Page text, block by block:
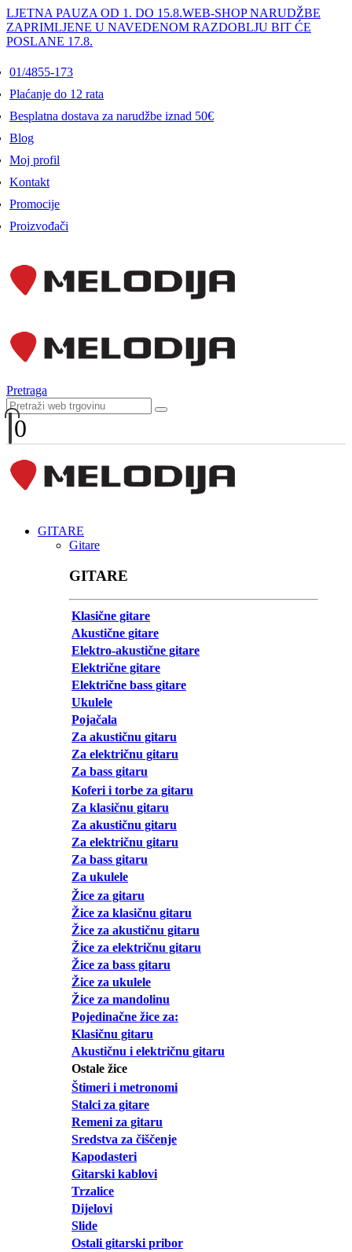
LJETNA PAUZA OD 1. DO 15.8.WEB-SHOP NARUDŽBE
ZAPRIMLJENE U NAVEDENOM RAZDOBLJU BIT ĆE
POSLANE 17.8.
01/4855-173
Plaćanje do 12 rata
Besplatna dostava za narudžbe iznad 50€
Blog
Moj profil
Kontakt
Promocije
Proizvođači
Pretraga
0
GITARE
Gitare
GITARE
Klasične gitare
Akustične gitare
Elektro-akustične gitare
Električne gitare
Električne bass gitare
Ukulele
Pojačala
Za akustičnu gitaru
Za električnu gitaru
Za bass gitaru
Koferi i torbe za gitaru
Za klasičnu gitaru
Za akustičnu gitaru
Za električnu gitaru
Za bass gitaru
Za ukulele
Žice za gitaru
Žice za klasičnu gitaru
Žice za akustičnu gitaru
Žice za električnu gitaru
Žice za bass gitaru
Žice za ukulele
Žice za mandolinu
Pojedinačne žice za:
Klasičnu gitaru
Akustičnu i električnu gitaru
Ostale žice
Štimeri i metronomi
Stalci za gitare
Remeni za gitaru
Sredstva za čiščenje
Kapodasteri
Gitarski kablovi
Trzalice
Dijelovi
Slide
Ostali gitarski pribor